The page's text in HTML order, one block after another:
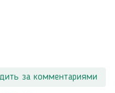
за комментариями